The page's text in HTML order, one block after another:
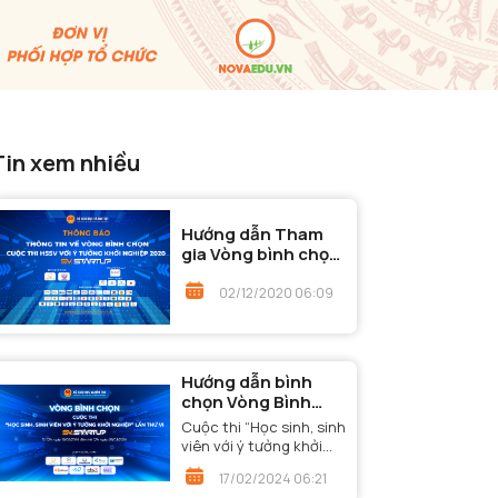
xem nhiều
Hướng dẫn Tham
gia Vòng bình chọn
sinh, sinh viên với ý
02/12/2020 06:09
Hướng dẫn bình
chọn Vòng Bình
chọn - Cuộc thi
“Học sinh, sinh viên
với ý tưởng khởi
nghiệp” lần thứ VI
Cuộc thi “Học sinh, sinh
viên với ý tưởng khởi
nghiệp” lần thứ VI đã
bước đến Vòng Bình
17/02/2024 06:21